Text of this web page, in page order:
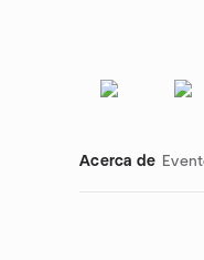
Acerca de